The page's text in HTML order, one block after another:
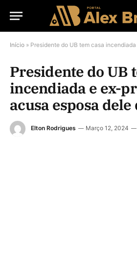
Início » Presidente do UB tem casa incendiada e ex-
Presidente do UB
incendiada e ex-
acusa esposa
Elton Rodrigues Março 12, 2024